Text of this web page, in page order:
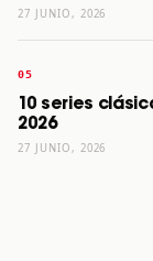
27 JUNIO, 2026
10 series
2026
27 JUNIO, 2026